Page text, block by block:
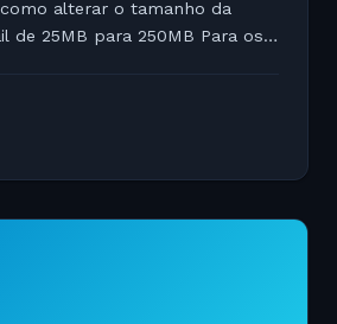
alterar o tamanho da
de 25MB para 250MB Para os